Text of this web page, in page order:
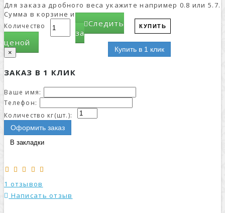
Для заказа дробного веса укажите например 0.8 или 5.7.
Сумма в корзине изменится.
Количество КУПИТЬ
Купить в 1 клик
Следить
за
ценой
×
ЗАКАЗ В 1 КЛИК
Ваше имя:
Телефон:
Количество кг(шт.):
Оформить заказ
В закладки
1 отзывов
Написать отзыв